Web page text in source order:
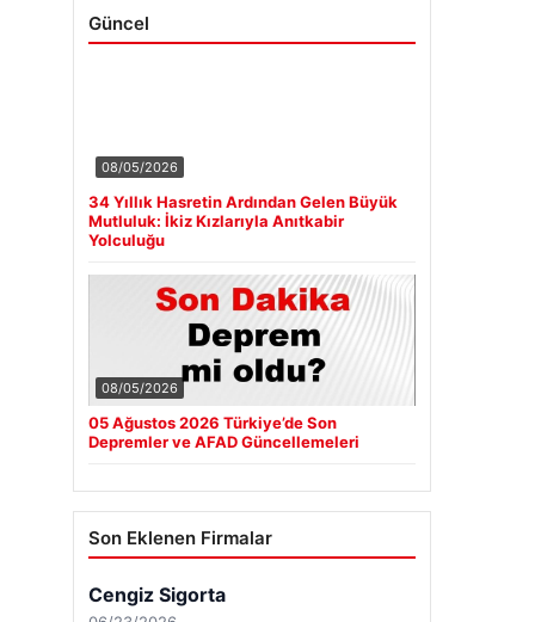
Güncel
08/05/2026
34 Yıllık Hasretin Ardından Gelen Büyük
Mutluluk: İkiz Kızlarıyla Anıtkabir
Yolculuğu
08/05/2026
05 Ağustos 2026 Türkiye’de Son
Depremler ve AFAD Güncellemeleri
Son Eklenen Firmalar
Cengiz Sigorta